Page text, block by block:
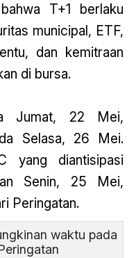
T+1 berlaku
municipal, ETF,
dan kemitraan
di bursa.
Jumat, 22 Mei,
Selasa, 26 Mei.
yang diantisipasi
Senin, 25 Mei,
Peringatan.
waktu pada